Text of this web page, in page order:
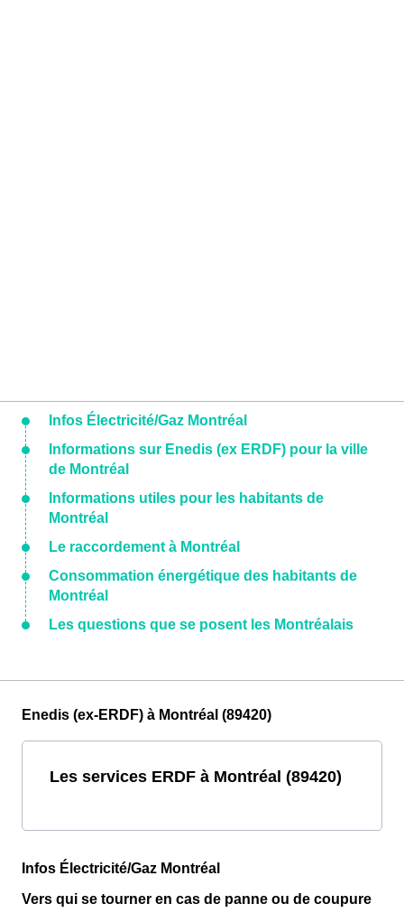
Infos Électricité/Gaz Montréal
Informations sur Enedis (ex ERDF) pour la ville
de Montréal
Informations utiles pour les habitants de
Montréal
Le raccordement à Montréal
Consommation énergétique des habitants de
Montréal
Les questions que se posent les Montréalais
Enedis (ex-ERDF) à Montréal (89420)
Les services ERDF à Montréal (89420)
Infos Électricité/Gaz Montréal
Vers qui se tourner en cas de panne ou de coupure